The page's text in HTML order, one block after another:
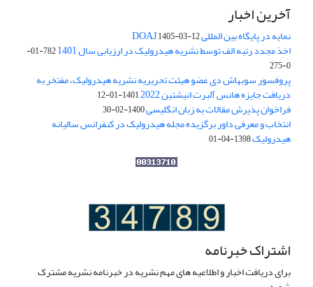
آخرین اخبار
نمایه در پایگاه بین المللی DOAJ1405-03-12
اخذ مجدد رتبه الف توسط نشریه هیدرولیک در ارزیابی سال 1401
782-01-
0-275
پروفسور سوبهاش دی عضو هیئت تحریریه نشریه هیدرولیک، مفتخر به
دریافت جایزه هانس آلبرت انیشتین 2022 1401-01-12
فراخوان پذیرش مقالات به زبان انگلیسی1400-02-30
انتخاب و معرفی داور برگزیده مجله هیدرولیک در کنفرانس سالیانه
هیدرولیک1398-04-01
اشتراک خبرنامه
برای دریافت اخبار و اطلاعیه های مهم نشریه در خبرنامه نشریه مشترک